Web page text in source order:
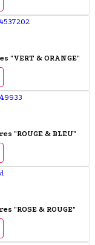
& ORANGE"
"ROUGE & BLEU"
& ROUGE"